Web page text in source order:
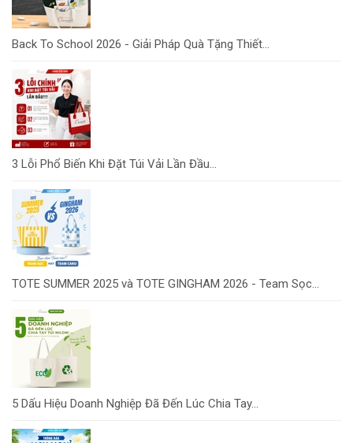
Back To School 2026 - Giải Pháp Quà Tặng Thiết...
3 Lỗi Phổ Biến Khi Đặt Túi Vải Lần Đầu...
TOTE SUMMER 2025 và TOTE GINGHAM 2026 - Team Sọc...
5 Dấu Hiệu Doanh Nghiệp Đã Đến Lúc Chia Tay...